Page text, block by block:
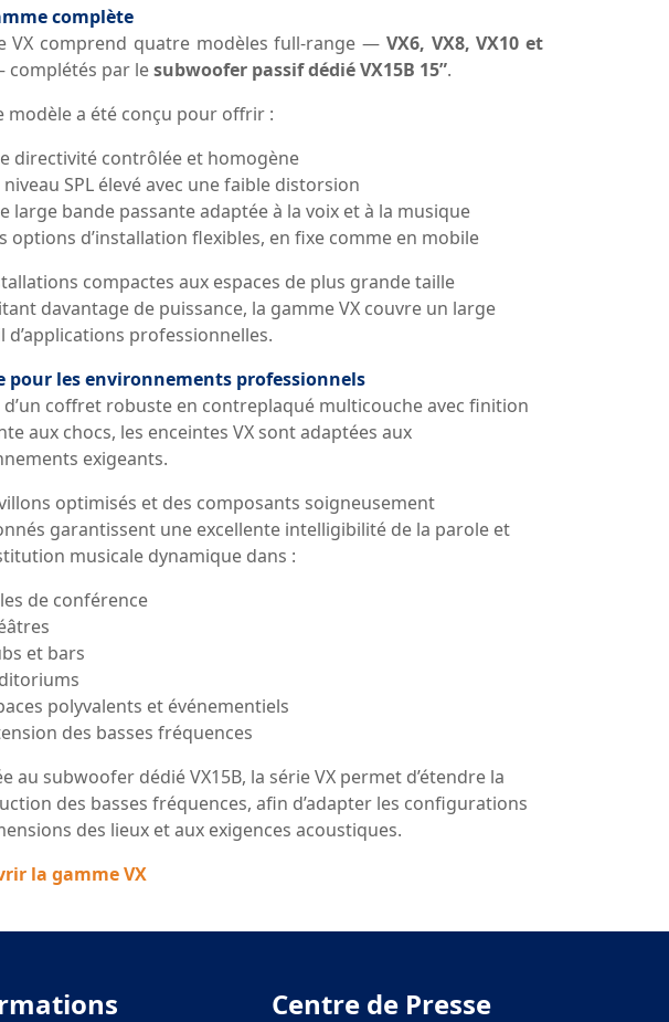
complète
VX comprend quatre modèles full-range — VX6, VX8, VX10 et
complétés par lesubwoofer passif dédié VX15B 15”.
modèle a été conçu pour offrir :
directivité contrôlée et homogène
niveau SPL élevé avec une faible distorsion
large bande passante adaptée à la voix et à la musique
options d’installation flexibles, en fixe comme en mobile
compactes aux espaces de plus grande taille
davantage de puissance, la gamme VX couvre un large
d’applications professionnelles.
pour les environnements professionnels
d’un coffret robuste en contreplaqué multicouche avec finition
aux chocs, les enceintes VX sont adaptées aux
exigeants.
optimisés et des composants soigneusement
garantissent une excellente intelligibilité de la parole et
musicale dynamique dans :
de conférence
et bars
polyvalents et événementiels
des basses fréquences
au subwoofer dédié VX15B, la série VX permet d’étendre la
des basses fréquences, afin d’adapter les configurations
des lieux et aux exigences acoustiques.
la gamme VX
Centre de Presse